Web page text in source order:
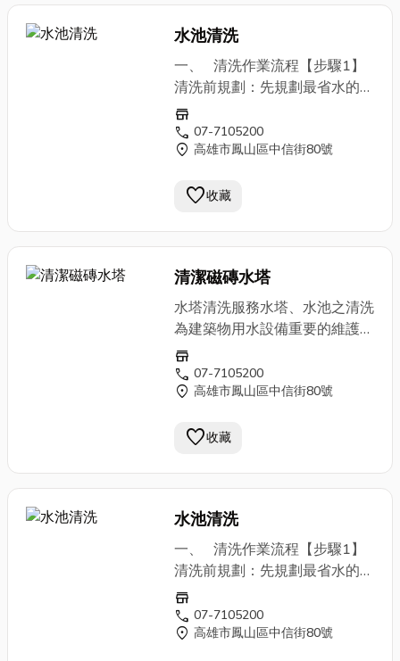
水池清洗
一、 清洗作業流程【步驟1】
清洗前規劃：先規劃最省水的作
業方式，並以
水。【步驟2】設備檢查：仔細
檢查平日不易查看的用水設備。
洗淨機清洗，維持良好清洗效
殘水處理機抽除池底殘水。【步
溶液噴霧消毒，充分消毒後，再
徹底沖洗乾淨。【步驟6】水質
檢驗：完成沖洗及排水後，才開
淨後之水質檢驗。【步驟7】提
供清洗紀錄：提供用戶清洗照
告，清洗作業至此全部完成。
store
call 07-7105200
location_on 高雄市鳳山區中信街80號
favorite收藏
清潔磁磚水塔
水塔清洗服務水塔、水池之清洗
為建築物用水設備重要的維護工
作，至少應每半年清洗一次，並
視水質情況彈性調整。清洗時應
徹底清除水池、水塔之沉澱物與
實施時必須注意停水時間、人員
方式肯潔的水塔清洗方式可分以
除殘留於槽內之積水。2.利用高
壓洗淨機依出入口周圍、管線、
頂板、壁面、底部順序洗淨。3.
(餘氯 50~100ppm) 進行噴霧消
毒。 4.最後採取水樣進行檢
store
call 07-7105200
location_on 高雄市鳳山區中信街80號
favorite收藏
水池清洗
一、 清洗作業流程【步驟1】
清洗前規劃：先規劃最省水的作
業方式，並以
水。【步驟2】設備檢查：仔細
檢查平日不易查看的用水設備。
store
call 07-7105200
location_on 高雄市鳳山區中信街80號